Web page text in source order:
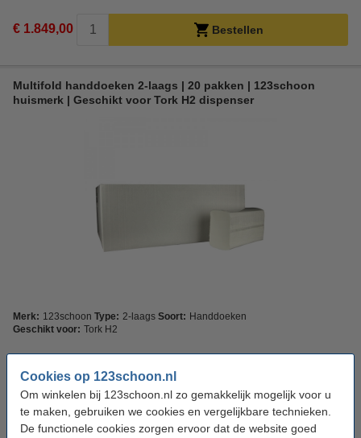
Cookies op 123schoon.nl
Om winkelen bij 123schoon.nl zo gemakkelijk mogelijk voor u
te maken, gebruiken we cookies en vergelijkbare technieken.
De functionele cookies zorgen ervoor dat de website goed
€ 1.849,00 Bestellen
Multifold handdoeken 2-laags | 20 pakken | 123schoon
huismerk | Geschikt voor Tork H2 dispenser
Merk: 123schoon Type: 2-laags Soort: Handdoeken
Geschikt voor: Tork H2
Direct leverbaar
Nu bestellen is maandag in huis
€ 37,50 Bestellen